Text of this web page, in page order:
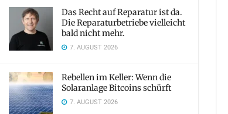
Das Recht auf Reparatur ist da.
Die Reparaturbetriebe vielleicht
bald nicht mehr.
7. AUGUST 2026
Rebellen im Keller: Wenn die
Solaranlage Bitcoins schürft
7. AUGUST 2026